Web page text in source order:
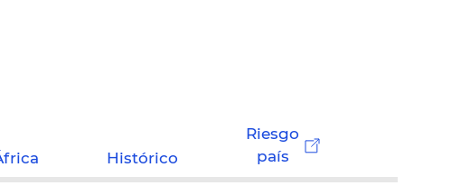
Histórico
Riesgo
país